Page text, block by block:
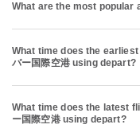
What are the most popular
What time does the earliest
バー国際空港 using depart?
What time does the latest
ー国際空港 using depart?